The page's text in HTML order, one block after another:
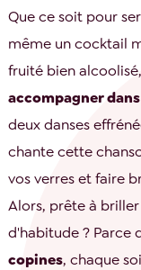
Que ce soit pour
même un cocktail
fruité bien
accompagner
deux danses
chante cette
vos verres et faire
Alors, prête à
d'habitude ? Parce
copines, chaque